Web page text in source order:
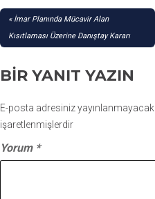
YAZI
GEZINMESI
İmar Planında Mücavir Alan
Kısıtlaması Üzerine Danıştay Kararı
BIR YANIT YAZIN
E-posta adresiniz yayınlanmayacak.
işaretlenmişlerdir
Yorum *